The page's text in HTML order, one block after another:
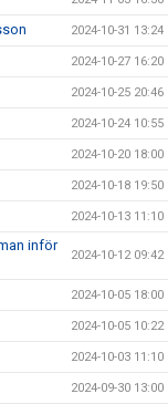
2024-10-31 13:24
2024-10-27 16:20
2024-10-25 20:46
2024-10-24 10:55
2024-10-20 18:00
2024-10-18 19:50
2024-10-13 11:10
inför
2024-10-12 09:42
2024-10-05 18:00
2024-10-05 10:22
2024-10-03 11:10
2024-09-30 13:00